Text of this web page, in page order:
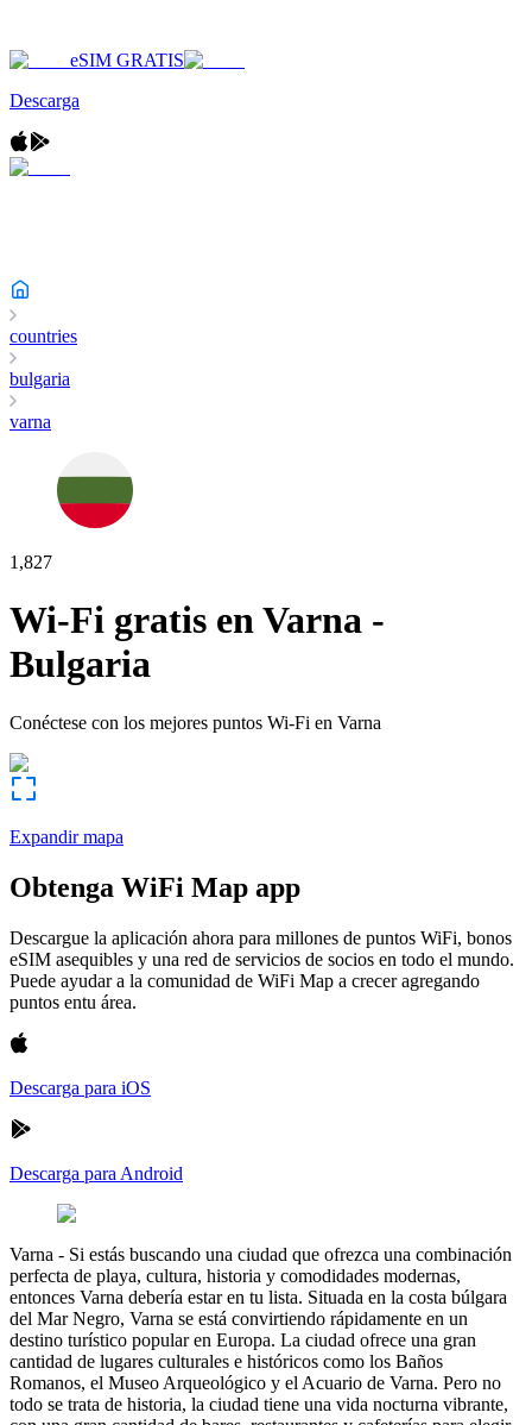
eSIM GRATIS
Descarga
countries
bulgaria
varna
1,827
Wi-Fi gratis enVarna -
Bulgaria
Conéctese con los mejores puntos Wi-Fi en Varna
Expandir mapa
Obtenga WiFi Map app
Descargue la aplicación ahora para millones de puntos WiFi, bonos
eSIM asequibles y una red de servicios de socios en todo el mundo.
Puede ayudar a la comunidad de WiFi Map a crecer agregando
puntos entu área.
Descarga para iOS
Descarga para Android
Varna - Si estás buscando una ciudad que ofrezca una combinación
perfecta de playa, cultura, historia y comodidades modernas,
entonces Varna debería estar en tu lista. Situada en la costa búlgara
del Mar Negro, Varna se está convirtiendo rápidamente en un
destino turístico popular en Europa. La ciudad ofrece una gran
cantidad de lugares culturales e históricos como los Baños
Romanos, el Museo Arqueológico y el Acuario de Varna. Pero no
todo se trata de historia, la ciudad tiene una vida nocturna vibrante,